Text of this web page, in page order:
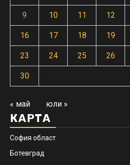
9 10 11 12
16 17 18 19
23 24 25 26
30
« май юли »
КАРТА
София област
Ботевград